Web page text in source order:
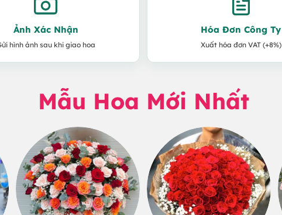
Ảnh Xác Nhận
hình ảnh sau khi giao hoa
Hóa Đơn Công Ty
Xuất hóa đơn VAT (+8%)
Mẫu Hoa Mới Nhất